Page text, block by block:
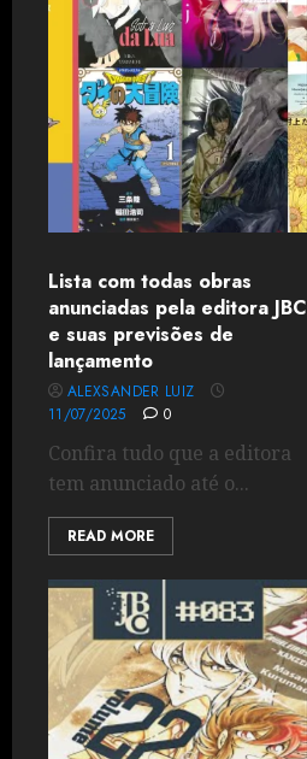
Lista com todas obras
anunciadas pela editora JBC
e suas previsões de
lançamento
ALEXSANDER LUIZ
11/07/2025
0
Confira tudo que a editora
tem anunciado até o...
READ MORE